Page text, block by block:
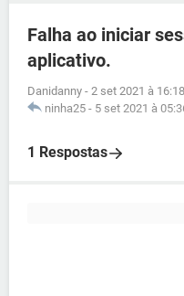
Falha ao iniciar
aplicativo.
Danidanny - 2 set 2021 à 16:18
ninha25 - 5 set 2021 à
1 Respostas